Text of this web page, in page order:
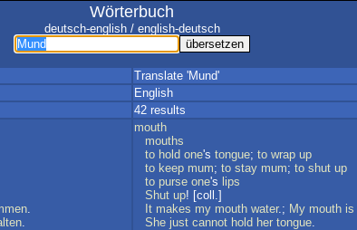
Wörterbuch
deutsch-english / english-deutsch
Translate 'Mund'
English
42 results
.
.
mouth
mouths
to hold one's tongue; to wrap up
to keep mum; to stay mum; to shut up
to purse one's lips
Shut up! [coll.]
It makes my mouth water.; My mouth is
She just cannot hold her tongue.